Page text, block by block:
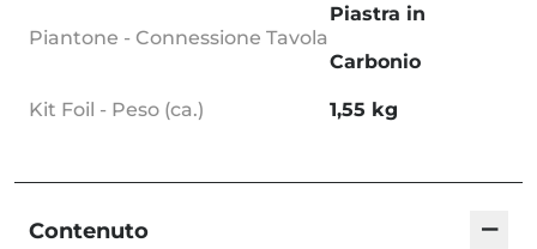
Piantone - Connessione Tavola
Piastra in
Carbonio
Kit Foil - Peso (ca.) 1,55 kg
Contenuto −